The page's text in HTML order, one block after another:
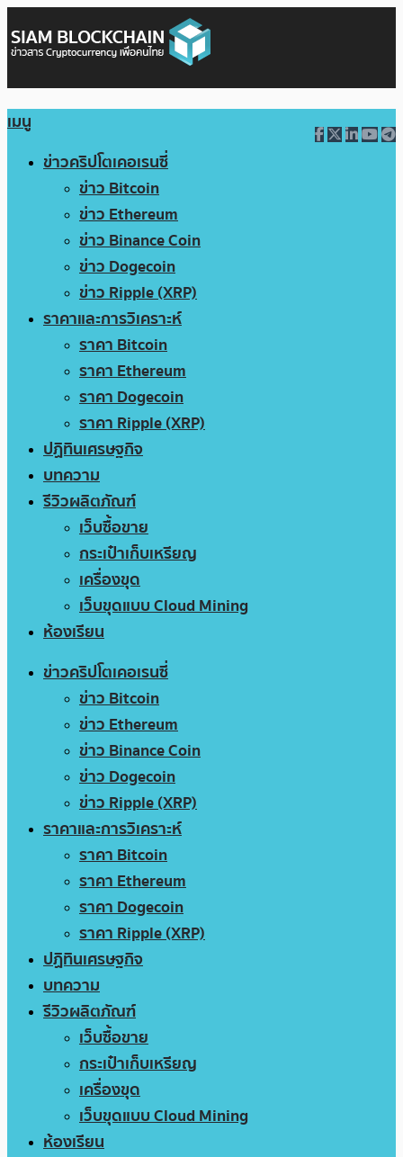
เมนู
ข่าวคริปโตเคอเรนซี่
ข่าว Bitcoin
ข่าว Ethereum
ข่าว Binance Coin
ข่าว Dogecoin
ข่าว Ripple (XRP)
ราคาและการวิเคราะห์
ราคา Bitcoin
ราคา Ethereum
ราคา Dogecoin
ราคา Ripple (XRP)
ปฏิทินเศรษฐกิจ
บทความ
รีวิวผลิตภัณฑ์
เว็บซื้อขาย
กระเป๋าเก็บเหรียญ
เครื่องขุด
เว็บขุดแบบ Cloud Mining
ห้องเรียน
ข่าวคริปโตเคอเรนซี่
ข่าว Bitcoin
ข่าว Ethereum
ข่าว Binance Coin
ข่าว Dogecoin
ข่าว Ripple (XRP)
ราคาและการวิเคราะห์
ราคา Bitcoin
ราคา Ethereum
ราคา Dogecoin
ราคา Ripple (XRP)
ปฏิทินเศรษฐกิจ
บทความ
รีวิวผลิตภัณฑ์
เว็บซื้อขาย
กระเป๋าเก็บเหรียญ
เครื่องขุด
เว็บขุดแบบ Cloud Mining
ห้องเรียน